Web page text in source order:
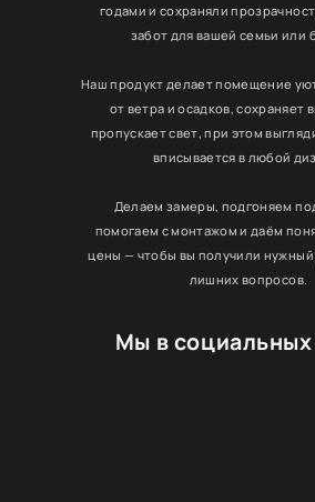
Мы в социальных
годами и сохраняли
забот для вашей семьи или
Наш продукт делает помещение
от ветра и осадков, сохраняет
пропускает свет, при этом
вписывается в любой
Делаем замеры, подгоняем
помогаем с монтажом и даём
цены — чтобы вы получили нужный
лишних вопросов.